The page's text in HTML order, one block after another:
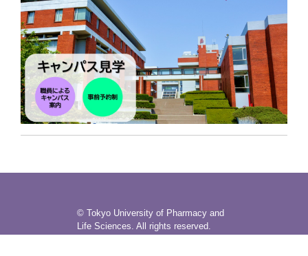
© Tokyo University of Pharmacy and
Life Sciences. All rights reserved.